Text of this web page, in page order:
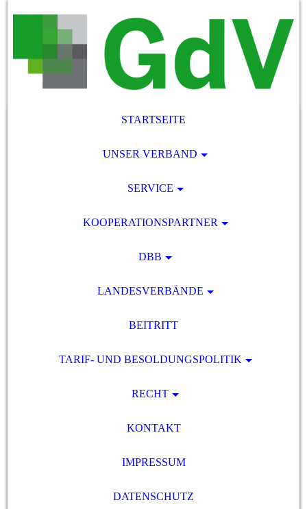
STARTSEITE
UNSER VERBAND
SERVICE
KOOPERATIONSPARTNER
DBB
LANDESVERBÄNDE
BEITRITT
TARIF- UND BESOLDUNGSPOLITIK
RECHT
KONTAKT
IMPRESSUM
DATENSCHUTZ